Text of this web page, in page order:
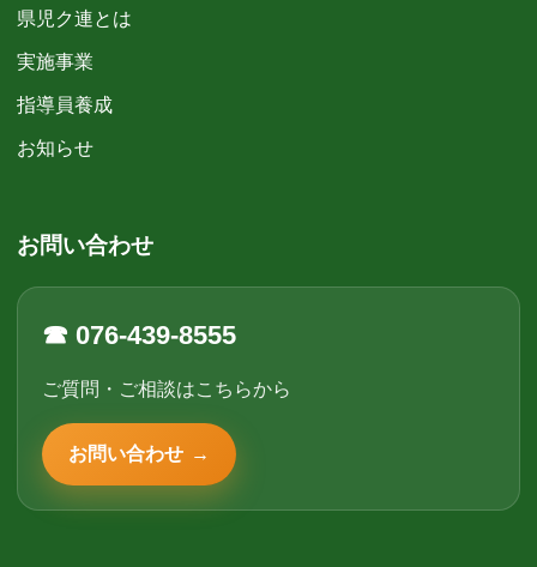
県児ク連とは
実施事業
指導員養成
お知らせ
お問い合わせ
☎ 076-439-8555
ご質問・ご相談はこちらから
お問い合わせ